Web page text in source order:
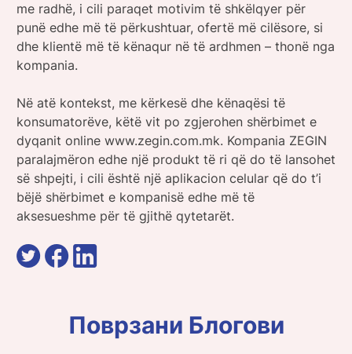
me radhë, i cili paraqet motivim të shkëlqyer për
punë edhe më të përkushtuar, ofertë më cilësore, si
dhe klientë më të kënaqur në të ardhmen – thonë nga
kompania.
Në atë kontekst, me kërkesë dhe kënaqësi të
konsumatorëve, këtë vit po zgjerohen shërbimet e
dyqanit online www.zegin.com.mk. Kompania ZEGIN
paralajmëron edhe një produkt të ri që do të lansohet
së shpejti, i cili është një aplikacion celular që do t’i
bëjë shërbimet e kompanisë edhe më të
aksesueshme për të gjithë qytetarët.
Поврзани Блогови